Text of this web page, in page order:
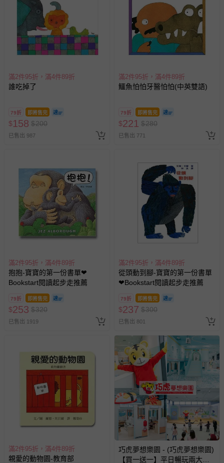
滿2件95折，滿4件89折
誰吃掉了
79折 即將售完
$158 $200
已售出 987
滿2件95折，滿4件89折
鱷魚怕怕牙醫怕怕(中英雙語)
79折 即將售完
$221 $280
已售出 771
滿2件95折，滿4件89折
抱抱-寶寶的第一份書單❤
Bookstart閱讀起步走推薦
79折 即將售完
$253 $320
已售出 1919
滿2件95折，滿4件89折
從頭動到腳-寶寶的第一份書單
❤Bookstart閱讀起步走推薦
79折 即將售完
$237 $300
已售出 801
滿2件95折，滿4件89折
親愛的動物園-教育部
巧虎夢想樂園 - (巧虎夢想樂園)
【買一送一】平日暢玩兩大一